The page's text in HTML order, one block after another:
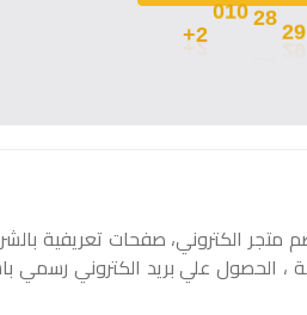
29
28
2+
متجر الكتروني، صفحات تعريفية
، الحصول علي بريد الكتروني رسمي